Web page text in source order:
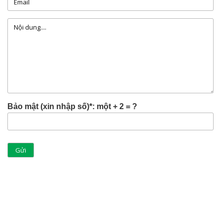
Bảo mật (xin nhập số)*: một + 2 = ?